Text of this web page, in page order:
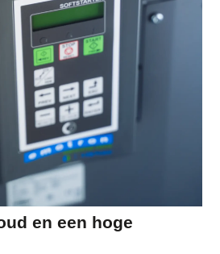
en een hoge